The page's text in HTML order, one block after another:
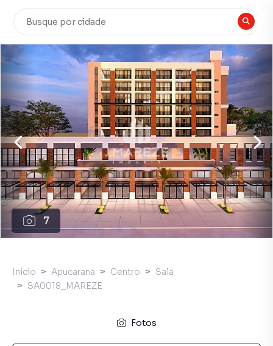
7
Início Apucarana Centro
Sala
SA0018_MAREZE
Fotos